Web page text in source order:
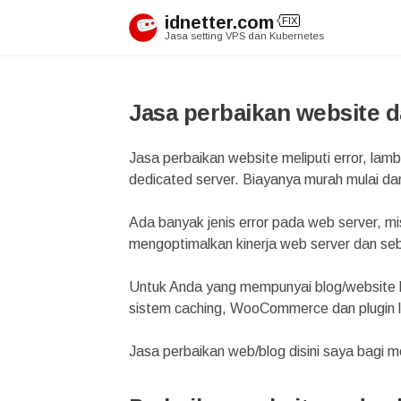
idnetter.com FIX
Jasa setting VPS dan Kubernetes
Jasa perbaikan website
Jasa perbaikan website meliputi error,
dedicated server. Biayanya murah mulai
Ada banyak jenis error pada web server,
mengoptimalkan kinerja web server dan
Untuk Anda yang mempunyai blog/
sistem caching, WooCommerce dan plugin
Jasa perbaikan web/blog disini saya bagi